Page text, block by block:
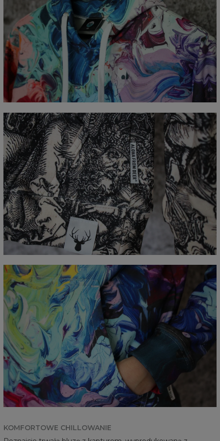
Mierzone na płasko
CM
XS S M L XXL XXXL
A - Długość całkowita
65 67 69 71 73 75
77
B - Sz. klatki piersiowej
48 51 54 57 60 63
66
C - Długość rękawów
61 62 63 64 65 66 67
KOMFORTOWE CHILLOWANIE